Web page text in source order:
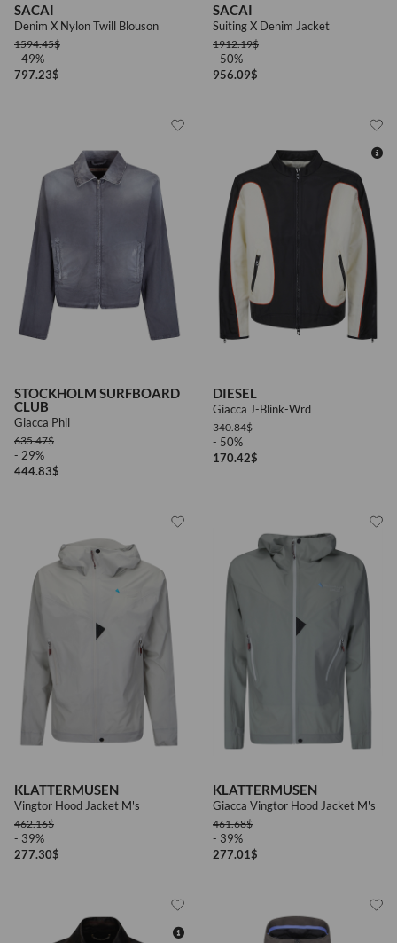
SACAI
Denim X Nylon Twill Blouson
1594.45$
- 49%
797.23$
SACAI
Suiting X Denim Jacket
1912.19$
- 50%
956.09$
STOCKHOLM SURFBOARD
CLUB
Giacca Phil
635.47$
- 29%
444.83$
DIESEL
Giacca J-Blink-Wrd
340.84$
- 50%
170.42$
KLATTERMUSEN
Vingtor Hood Jacket M's
462.16$
- 39%
277.30$
KLATTERMUSEN
Giacca Vingtor Hood Jacket M's
461.68$
- 39%
277.01$